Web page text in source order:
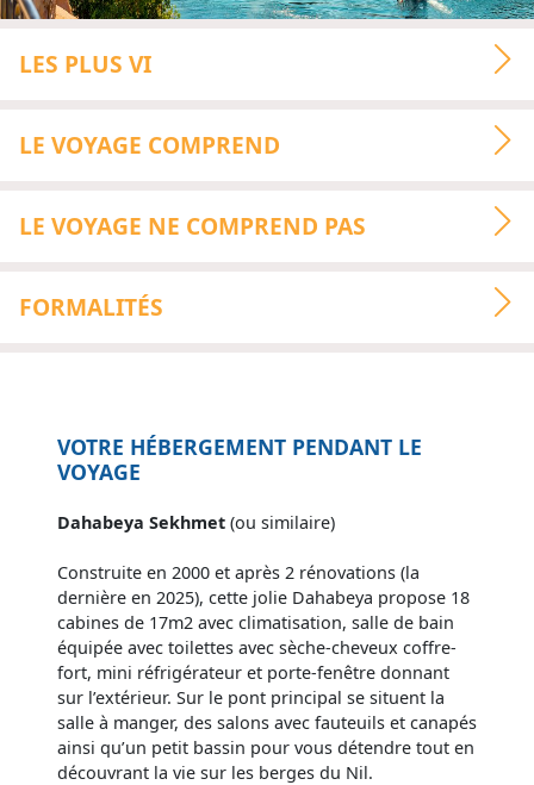
LES PLUS VI
LE VOYAGE COMPREND
LE VOYAGE NE COMPREND PAS
FORMALITÉS
VOTRE HÉBERGEMENT PENDANT LE
VOYAGE
Dahabeya Sekhmet (ou similaire)
Construite en 2000 et après 2 rénovations (la
dernière en 2025), cette jolie Dahabeya propose 18
cabines de 17m2 avec climatisation, salle de bain
équipée avec toilettes avec sèche-cheveux coffre-
fort, mini réfrigérateur et porte-fenêtre donnant
sur l’extérieur. Sur le pont principal se situent la
salle à manger, des salons avec fauteuils et canapés
ainsi qu’un petit bassin pour vous détendre tout en
découvrant la vie sur les berges du Nil.